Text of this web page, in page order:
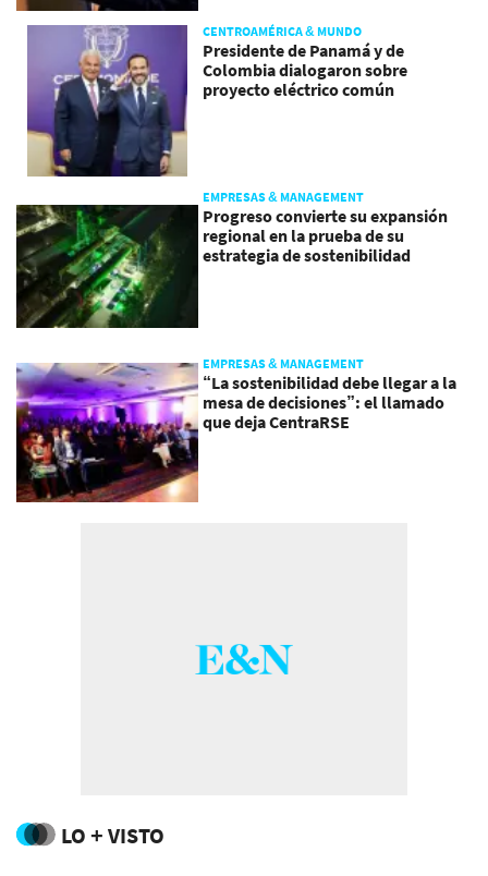
CENTROAMÉRICA & MUNDO
Presidente de Panamá y de
Colombia dialogaron sobre
proyecto eléctrico común
EMPRESAS & MANAGEMENT
Progreso convierte su expansión
regional en la prueba de su
estrategia de sostenibilidad
EMPRESAS & MANAGEMENT
“La sostenibilidad debe llegar a la
mesa de decisiones”: el llamado
que deja CentraRSE
LO + VISTO